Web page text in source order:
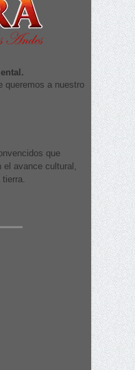
queremos a nuestro
que
el avance cultural,